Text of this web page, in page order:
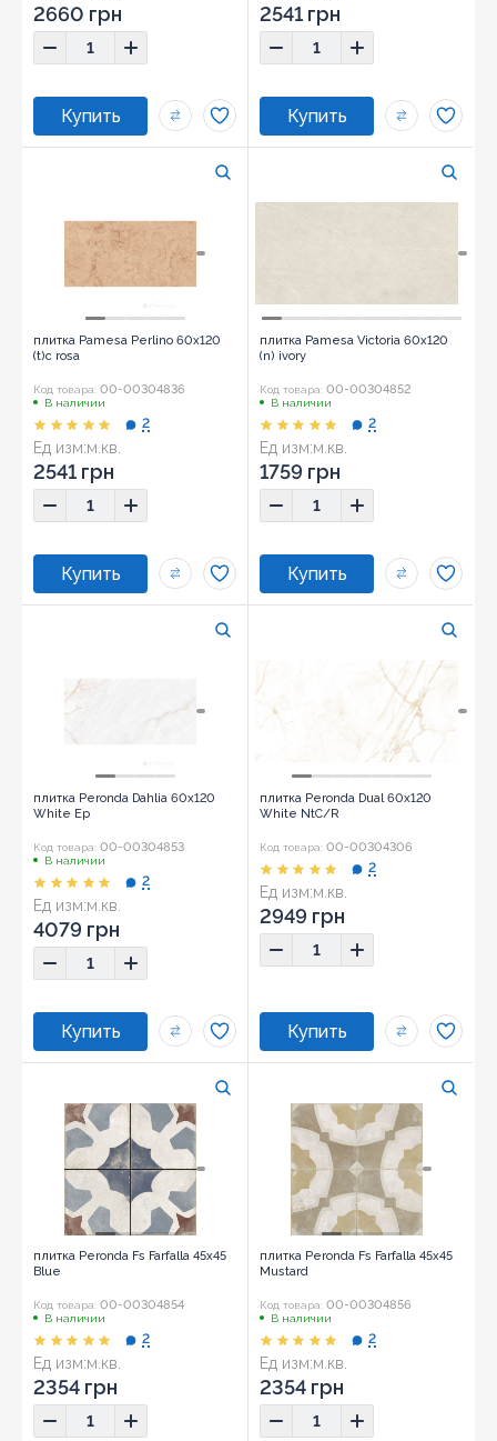
2660 грн 2541 грн
плитка Pamesa Perlino 60x120
(t)c rosa
Код товара: 00-00304836
В наличии
Ед изм:м.кв.
2
2541 грн
плитка Pamesa Victoria 60x120
(n) ivory
Код товара: 00-00304852
В наличии
Ед изм:м.кв.
2
1759 грн
плитка Peronda Dahlia 60x120
White Ep
Код товара: 00-00304853
В наличии
Ед изм:м.кв.
2
4079 грн
плитка Peronda Dual 60x120
White NtC/R
Код товара: 00-00304306
Ед изм:м.кв.
2
2949 грн
плитка Peronda Fs Farfalla 45x45
Blue
Код товара: 00-00304854
В наличии
Ед изм:м.кв.
2
2354 грн
плитка Peronda Fs Farfalla 45x45
Mustard
Код товара: 00-00304856
В наличии
Ед изм:м.кв.
2
2354 грн